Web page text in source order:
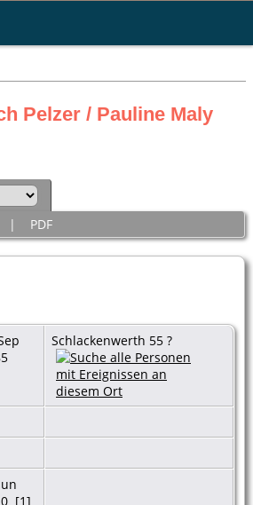
Pelzer / Pauline Maly
| PDF
Schlackenwerth 55 ?
[1]